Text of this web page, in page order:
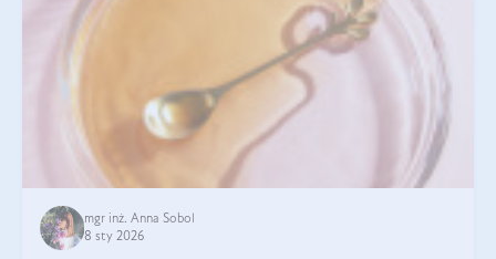
mgr inż. Anna Sobol
8 sty 2026